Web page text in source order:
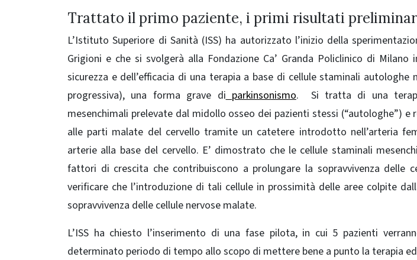
Trattato il primo paziente, i primi risultati
L’Istituto Superiore di Sanità (ISS) ha autorizzato l’inizio della
Grigioni e che si svolgerà alla Fondazione Ca’ Granda Policlinico di Milano
sicurezza e dell’efficacia di una terapia a base di cellule staminali autologhe
progressiva), una forma grave diparkinsonismo. Si tratta di una
mesenchimali prelevate dal midollo osseo dei pazienti stessi (“autologhe”) e
alle parti malate del cervello tramite un catetere introdotto nell’arteria
arterie alla base del cervello. E’ dimostrato che le cellule staminali
fattori di crescita che contribuiscono a prolungare la sopravvivenza delle
verificare che l’introduzione di tali cellule in prossimità delle aree colpite
sopravvivenza delle cellule nervose malate.
L’ISS ha chiesto l’inserimento di una fase pilota, in cui 5 pazienti
determinato periodo di tempo allo scopo di mettere bene a punto la terapia